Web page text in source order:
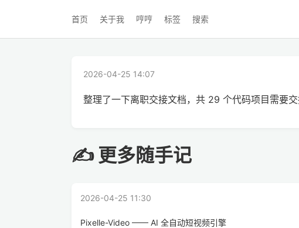
首页 关于我 哼哼 标签 搜索
2026-04-25 14:07
整理了一下离职交接文档，共 29 个代码项目需要
✍ 更多随手记
2026-04-25 11:30
Pixelle-Video —— AI 全自动短视频引擎